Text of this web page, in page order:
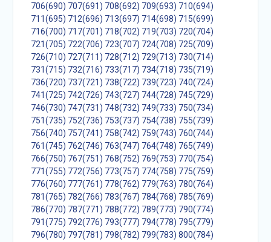
706(690) 707(691) 708(692) 709(693) 710(694)
711(695) 712(696) 713(697) 714(698) 715(699)
716(700) 717(701) 718(702) 719(703) 720(704)
721(705) 722(706) 723(707) 724(708) 725(709)
726(710) 727(711) 728(712) 729(713) 730(714)
731(715) 732(716) 733(717) 734(718) 735(719)
736(720) 737(721) 738(722) 739(723) 740(724)
741(725) 742(726) 743(727) 744(728) 745(729)
746(730) 747(731) 748(732) 749(733) 750(734)
751(735) 752(736) 753(737) 754(738) 755(739)
756(740) 757(741) 758(742) 759(743) 760(744)
761(745) 762(746) 763(747) 764(748) 765(749)
766(750) 767(751) 768(752) 769(753) 770(754)
771(755) 772(756) 773(757) 774(758) 775(759)
776(760) 777(761) 778(762) 779(763) 780(764)
781(765) 782(766) 783(767) 784(768) 785(769)
786(770) 787(771) 788(772) 789(773) 790(774)
791(775) 792(776) 793(777) 794(778) 795(779)
796(780) 797(781) 798(782) 799(783) 800(784)